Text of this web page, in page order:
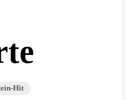
Hit